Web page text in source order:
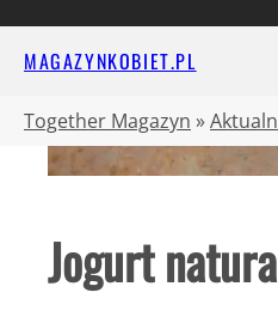
MAGAZYNKOBIET.PL
Together Magazyn »
Jogurt